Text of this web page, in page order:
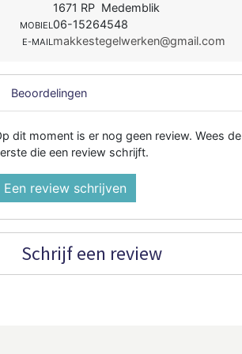
1671 RP Medemblik
MOBIEL06-15264548
E-MAILmakkestegelwerken@gmail.com
Beoordelingen
dit moment is er nog geen review. Wees de
die een review schrijft.
Een review schrijven
Schrijf een review